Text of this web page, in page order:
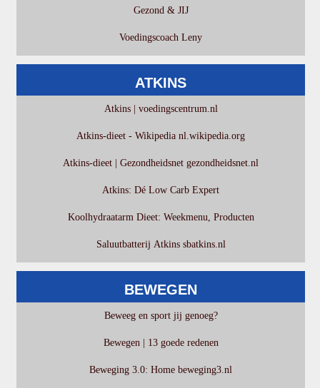
Gezond & JIJ
Voedingscoach Leny
ATKINS
Atkins | voedingscentrum.nl
Atkins-dieet - Wikipedia nl.wikipedia.org
Atkins-dieet | Gezondheidsnet gezondheidsnet.nl
Atkins: Dé Low Carb Expert
Koolhydraatarm Dieet: Weekmenu, Producten
Saluutbatterij Atkins sbatkins.nl
BEWEGEN
Beweeg en sport jij genoeg?
Bewegen | 13 goede redenen
Beweging 3.0: Home beweging3.nl